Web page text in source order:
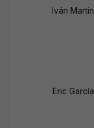
Iván Martín
Eric García